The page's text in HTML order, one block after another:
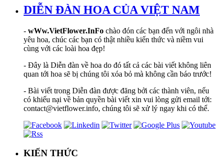
DIỄN ĐÀN HOA CỦA VIỆT NAM
- wWw.VietFlower.InFo chào đón các bạn đến với ngôi nhà
yêu hoa, chúc các bạn có thật nhiều kiến thức và niềm vui
cùng với các loài hoa đẹp!
- Đây là Diễn đàn về hoa do đó tất cả các bài viết không liên
quan tới hoa sẽ bị chúng tôi xóa bỏ mà không cần báo trước!
- Bài viết trong Diễn đàn được đăng bởi các thành viên, nếu
có khiếu nại về bản quyền bài viết xin vui lòng gửi email tới:
contact@vietflower.info, chúng tôi sẽ xử lý ngay khi có thể.
KIẾN THỨC